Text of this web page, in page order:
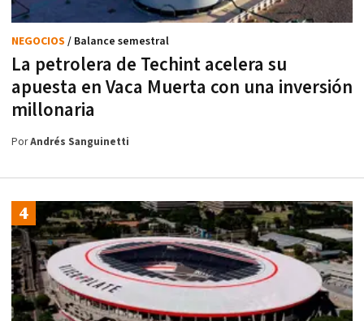
La petrolera de Techint acelera su
apuesta en Vaca Muerta con una inversión
millonaria
NEGOCIOS / Balance semestral
PorAndrés Sanguinetti